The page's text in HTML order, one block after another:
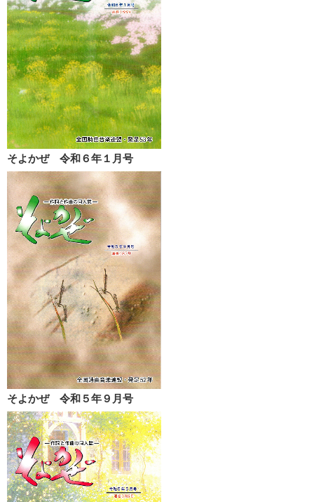
そよかぜ 令和６年１月号
そよかぜ 令和５年９月号